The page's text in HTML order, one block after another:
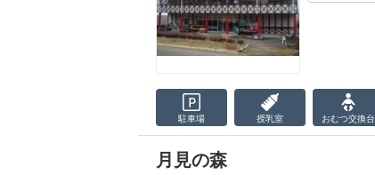
駐車場 授乳室 おむつ交換台
月見の森